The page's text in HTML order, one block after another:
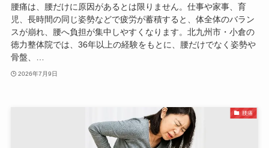
腰痛は、腰だけに原因があるとは限りません。仕事や家事、育
児、長時間の同じ姿勢などで疲労が蓄積すると、体全体のバラン
スが崩れ、腰へ負担が集中しやすくなります。北九州市・小倉の
徳力整体院では、36年以上の経験をもとに、腰だけでなく姿勢や
骨盤、…
2026年7月9日
腰痛